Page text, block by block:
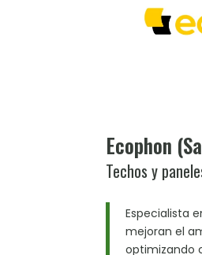
Ecophon
Techos y
Especialista
mejoran el
optimizando